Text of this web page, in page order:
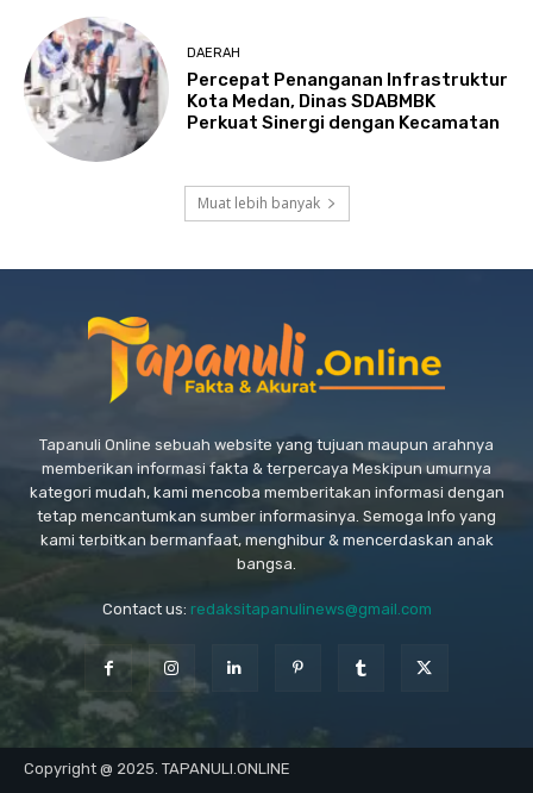
DAERAH
Percepat Penanganan Infrastruktur
Kota Medan, Dinas SDABMBK
Perkuat Sinergi dengan Kecamatan
Muat lebih banyak
Tapanuli Online sebuah website yang tujuan maupun arahnya
memberikan informasi fakta & terpercaya Meskipun umurnya
kategori mudah, kami mencoba memberitakan informasi dengan
tetap mencantumkan sumber informasinya. Semoga Info yang
kami terbitkan bermanfaat, menghibur & mencerdaskan anak
bangsa.
Contact us: redaksitapanulinews@gmail.com
Copyright @ 2025. TAPANULI.ONLINE